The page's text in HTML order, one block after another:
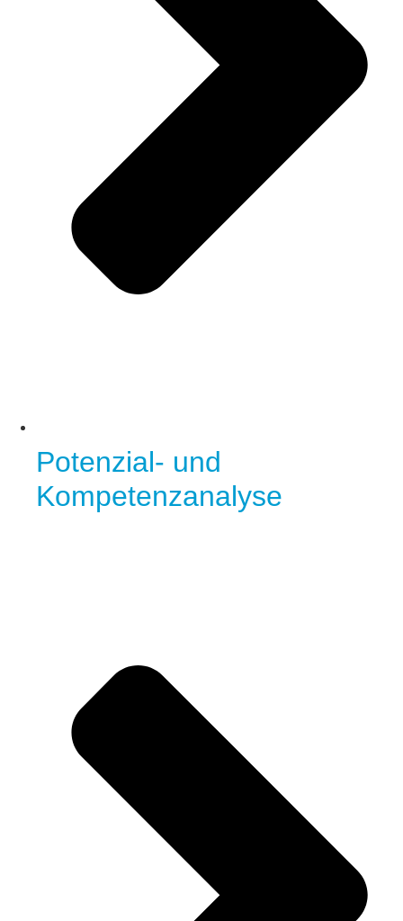
Potenzial- und
Kompetenzanalyse